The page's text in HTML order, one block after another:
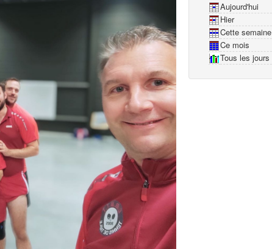
Aujourd'hui
Hier
Cette semaine
Ce mois
Tous les jours